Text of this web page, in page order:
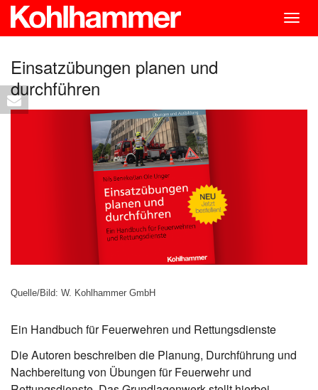
Einsatzübungen planen und
durchführen
Quelle/Bild: W. Kohlhammer GmbH
Ein Handbuch für Feuerwehren und Rettungsdienste
Die Autoren beschreiben die Planung, Durchführung und
Nachbereitung von Übungen für Feuerwehr und